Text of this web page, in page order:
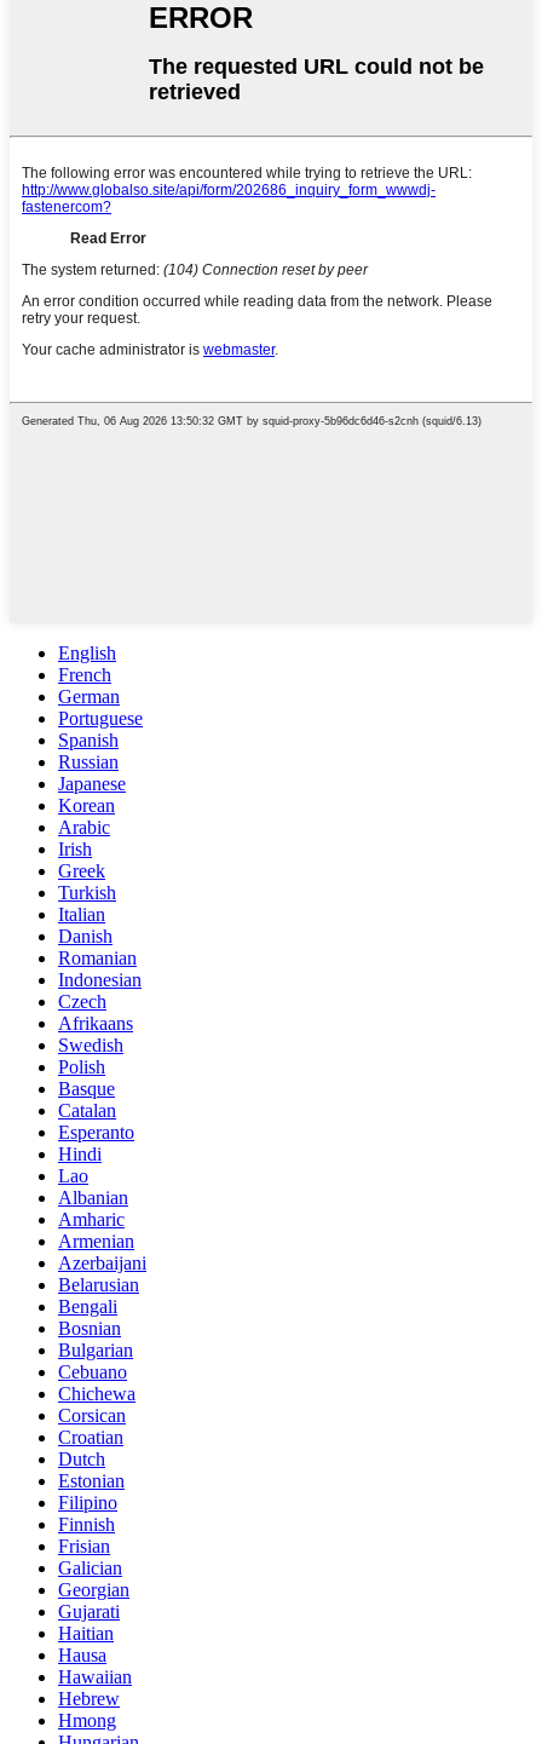
English
French
German
Portuguese
Spanish
Russian
Japanese
Korean
Arabic
Irish
Greek
Turkish
Italian
Danish
Romanian
Indonesian
Czech
Afrikaans
Swedish
Polish
Basque
Catalan
Esperanto
Hindi
Lao
Albanian
Amharic
Armenian
Azerbaijani
Belarusian
Bengali
Bosnian
Bulgarian
Cebuano
Chichewa
Corsican
Croatian
Dutch
Estonian
Filipino
Finnish
Frisian
Galician
Georgian
Gujarati
Haitian
Hausa
Hawaiian
Hebrew
Hmong